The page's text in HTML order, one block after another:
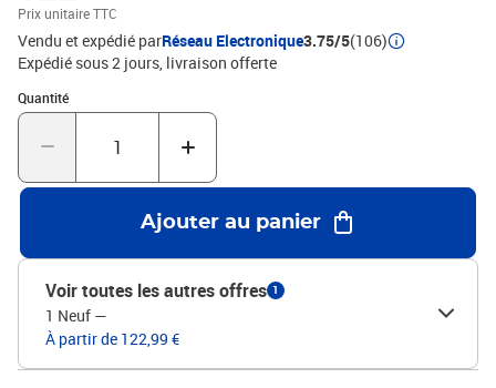
manuel de montage dans la boîte pour un montage
facile.Attention :Afin d'éviter qu'il ne bascule, ce produit doit être
utilisé avec le dispositif de fixation murale fourniCouleur :
blancMatériau : bois d'ingénierieDimensions : 100 x 33 x 59,5 cm (l
x P x H)Legal Documents:Vous trouverez ici plus de détails sur la
façon d'empêcher vos meubles de basculer
Prix unitaire TTC
Vendu et expédié parRéseau Electronique3.75/5(106)
Expédié sous 2 jours livraison offerte
Quantité
Quantité : 1
Ajouter au panier
Voir toutes les autres offres 1
1 Neuf —
À partir de 122,99 €